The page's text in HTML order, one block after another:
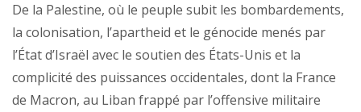
De la Palestine, où le peuple subit les bombardements,
la colonisation, l’apartheid et le génocide menés par
l’État d’Israël avec le soutien des États-Unis et la
complicité des puissances occidentales, dont la France
de Macron, au Liban frappé par l’offensive militaire